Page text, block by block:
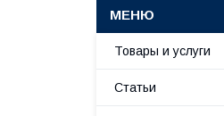
Товары и услуги
Статьи